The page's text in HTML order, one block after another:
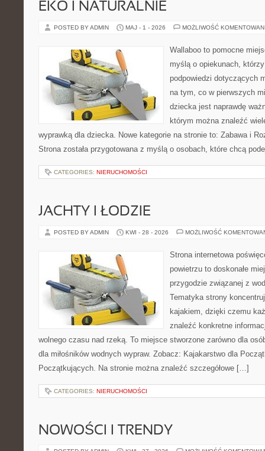
EKO I NATURALNIE
POSTED BY ADMIN MAJ - 1 - 2026 MOŻLIWOŚĆ
Wallaboo to pomocne
myślą o opiekunach,
podpowiedzi dotyczących
na tym, co w pierwszych
dziecka jest naprawdę
którym można znaleźć
wyprawką dla dziecka. Nowe kategorie na stronie to: Zabawa i
Strona została przygotowana z myślą o osobach, które chcą
CATEGORIES: NIERUCHOMOŚCI
JACHTY I ŁODZIE
POSTED BY ADMIN KWI - 28 - 2026 MOŻLIWOŚĆ
Strona internetowa
powietrzu to doskonałe
przygodzie związanej z
Tematyka strony
kajakiem, dzięki czemu
znaleźć konkretne
wolnego czasu nad rzeką. To miejsce stworzone zarówno dla
dla miłośników wodnych wypraw. Zobacz: Kajakarstwo dla
Początkujących. Na stronie można znaleźć szczegółowe […]
CATEGORIES: NIERUCHOMOŚCI
NOWOŚCI I TRENDY